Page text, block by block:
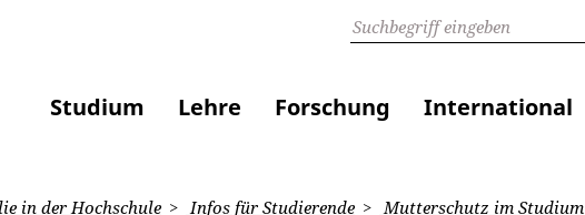
Studium Lehre Forschung International
in der Hochschule Infos für Studierende
Mutterschutz im Studium